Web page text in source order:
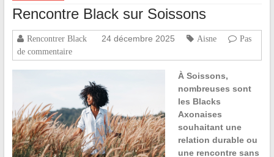
Rencontre Black sur Soissons
Rencontrer Black 24 décembre 2025 Aisne
Pas
de commentaire
À Soissons,
nombreuses sont
les Blacks
Axonaises
souhaitant une
relation durable ou
une rencontre sans